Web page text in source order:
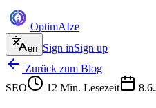
OptimAIze
en Sign inSign up
Zurück zum Blog
SEO
12 Min. Lesezeit